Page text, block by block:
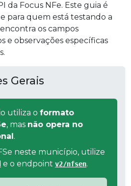
da Focus NFe. Este guia é
para quem está testando a
os campos
e observações específicas
Gerais
utiliza o formato
, mas não opera no
.
neste município, utilize
e o endpoint v2/nfsen.